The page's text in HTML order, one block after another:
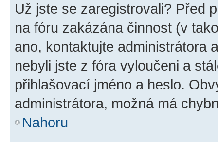
Už jste se zaregistrovali? Před
na fóru zakázána činnost (v
ano, kontaktujte administrátora
nebyli jste z fóra vyloučeni a
přihlašovací jméno a heslo.
administrátora, možná má
Nahoru